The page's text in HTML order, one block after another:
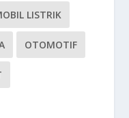
LISTRIK
OTOMOTIF